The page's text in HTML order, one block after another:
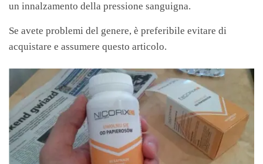
un innalzamento della pressione sanguigna.
Se avete problemi del genere, è preferibile evitare di
acquistare e assumere questo articolo.